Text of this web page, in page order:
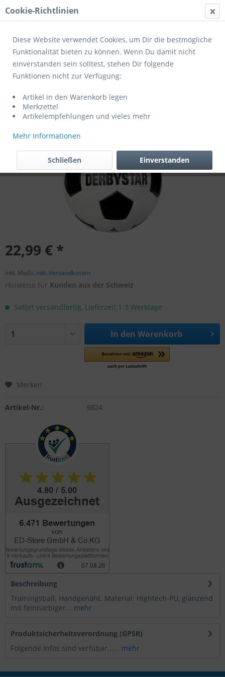
Menü
Übersicht Trainingsbälle
weiss schwarz
22,99 € *
inkl. MwSt. inkl. Versandkosten
Hinweise für Kunden aus der Schweiz
Sofort versandfertig, Lieferzeit 1-3 Werktage
In den Warenkorb
Merken
Artikel-Nr.: 9824
Beschreibung
Trainingsball. Handgenäht. Material: Hightech-PU, glänzend
mit feinnarbiger... mehr
Produktsicherheitsverordnung (GPSR)
Folgende Infos sind verfübar...... mehr
Cookie-Richtlinien
Diese Website verwendet Cookies, um Dir die bestmögliche
Funktionalität bieten zu können. Wenn Du damit nicht
einverstanden sein solltest, stehen Dir folgende
Funktionen nicht zur Verfügung:
Artikel in den Warenkorb legen
Merkzettel
Artikelempfehlungen und vieles mehr
Mehr Informationen
Einverstanden
Schließen